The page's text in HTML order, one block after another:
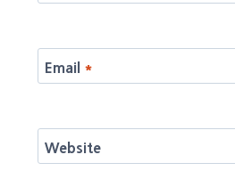
Email *
Website